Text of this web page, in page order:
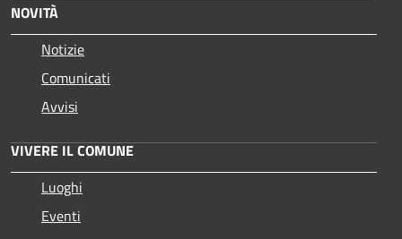
NOVITÀ
Notizie
Comunicati
Avvisi
VIVERE IL COMUNE
Luoghi
Eventi